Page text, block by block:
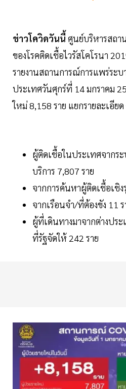
ข่าวโควิดวันนี้ ศูนย์บริหารสถา
ของโรคติดเชื้อไวรัสโคโรนา
รายงานสถานการณ์การแพร่ระบ
ประเทศวันศุกร์ที่ 14 มกราคม
ใหม่ 8,158 ราย แยกรายละเอีย
ผู้ติดเชื้อในประเทศจากร
บริการ 7,807 ราย
จากการค้นหาผู้ติดเชื้อเชิ
จากเรือนจำ/ที่ต้องขัง 11 ร
ผู้ที่เดินทางมาจากต่างปร
ที่รัฐจัดให้ 242 ราย